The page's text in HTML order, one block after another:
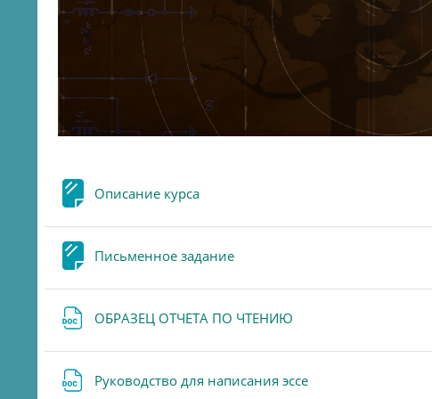
Описание курсаPage
Письменное заданиеPage
ОБРАЗЕЦ ОТЧЕТА ПО ЧТЕНИЮ
Руководство для написания эссе